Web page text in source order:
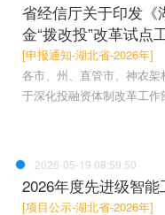
省经信厅关于印发《
金“拨改投”改革试点
[申报通知-湖北省-2026年]
各市、州、直管市、神农
于深化投融资体制改革工
2026-05-19 08:59:50
2026年度先进级智
[项目公示-湖北省-2026年]